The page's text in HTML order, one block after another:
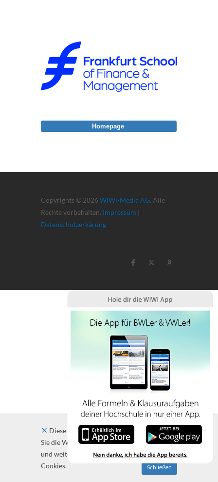
Copyrights © 2026 WiWi-Media AG. Alle
Rechte vorbehalten. Impressum |
Datenschutzerkärung
Diese Website verwendet Cookies. Indem
Sie die Website und ihre Angebote nutzen
und weiter navigieren, akzeptieren Sie diese
Cookies.
Schließen
Homepage